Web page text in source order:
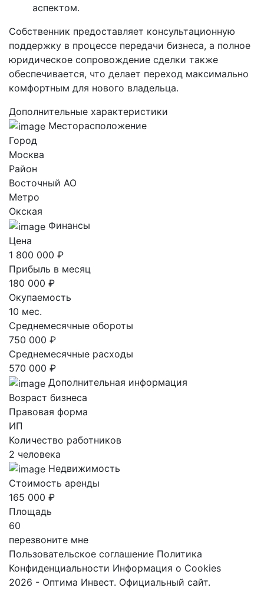
аспектом.
Собственник предоставляет консультационную
поддержку в процессе передачи бизнеса, а полное
юридическое сопровождение сделки также
обеспечивается, что делает переход максимально
комфортным для нового владельца.
Дополнительные характеристики
Месторасположение
Город
Москва
Район
Восточный AO
Метро
Окская
Финансы
Цена
1 800 000 ₽
Прибыль в месяц
180 000 ₽
Окупаемость
10 мес.
Среднемесячные обороты
750 000 ₽
Среднемесячные расходы
570 000 ₽
Дополнительная информация
Возраст бизнеса
Правовая форма
ИП
Количество работников
2 человека
Недвижимость
Стоимость аренды
165 000 ₽
Площадь
60
перезвоните мне
Пользовательское соглашение Политика
Конфиденциальности Информация о Cookies
2026 - Оптима Инвест. Официальный сайт.